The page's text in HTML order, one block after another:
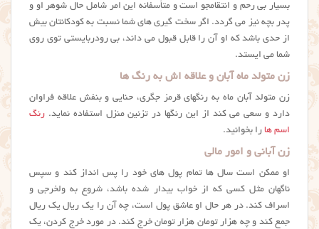
بسیار بی رحم و انتقامجو است و متأسفانه این امر شامل حال شوهر او و
پدر بچه نیز می گردد. اگر سخت گیری های شما نسبت به کودکانتان بیش
از حدی باشد که او آن را قابل قبول می داند، بی رودربایستی توی روی
شما می ایستد.
زن متولد ماه آبان و علاقه اش به رنگ ها
زن متولد آبان ماه به رنگهای قرمز جگری، حنایی و بنفش علاقه فراوان
دارد و سعی می کند از این رنگها در تزئین منزل استفاده نماید. رنگ
اسم ها را بخوانید.
زن آبانی و امور مالی
او ممکن است سال ها تمام پول های خود را پس انداز کند و سپس
ناگهان مثل کسی که از خواب بیدار شده باشد، شروع به ولخرجی و
اسراف کند. در هر حال او عاشق پول است، چه آن را یک ریال یک ریال
جمع کند و چه هزار تومان هزار تومان خرج کند. در مورد خرج کردن، یک